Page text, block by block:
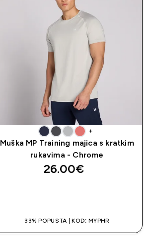
+
Muška MP Training majica s kratkim
rukavima - Chrome
26.00€‎
33% POPUSTA | KOD: MYPHR